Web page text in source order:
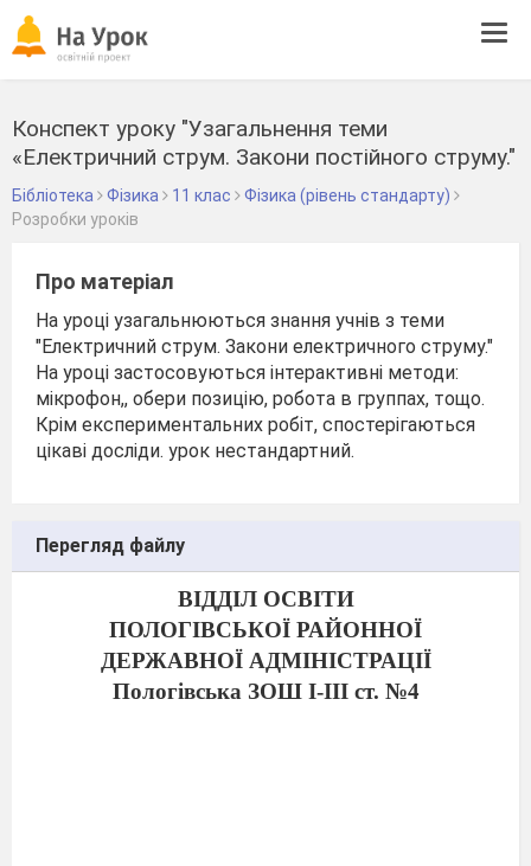
Конспект уроку "Узагальнення теми
«Електричний струм. Закони постійного струму."
Бібліотека Фізика 11 клас
Фізика (рівень стандарту)
Розробки уроків
Про матеріал
На уроці узагальнюються знання учнів з теми
"Електричний струм. Закони електричного струму."
На уроці застосовуються інтерактивні методи:
мікрофон,, обери позицію, робота в группах, тощо.
Крім експериментальних робіт, спостерігаються
цікаві досліди. урок нестандартний.
Перегляд файлу
ВІДДІЛ ОСВІТИ
ПОЛОГІВСЬКОЇ РАЙОННОЇ
ДЕРЖАВНОЇ АДМІНІСТРАЦІЇ
Пологівська ЗОШ I-IIIст. №4